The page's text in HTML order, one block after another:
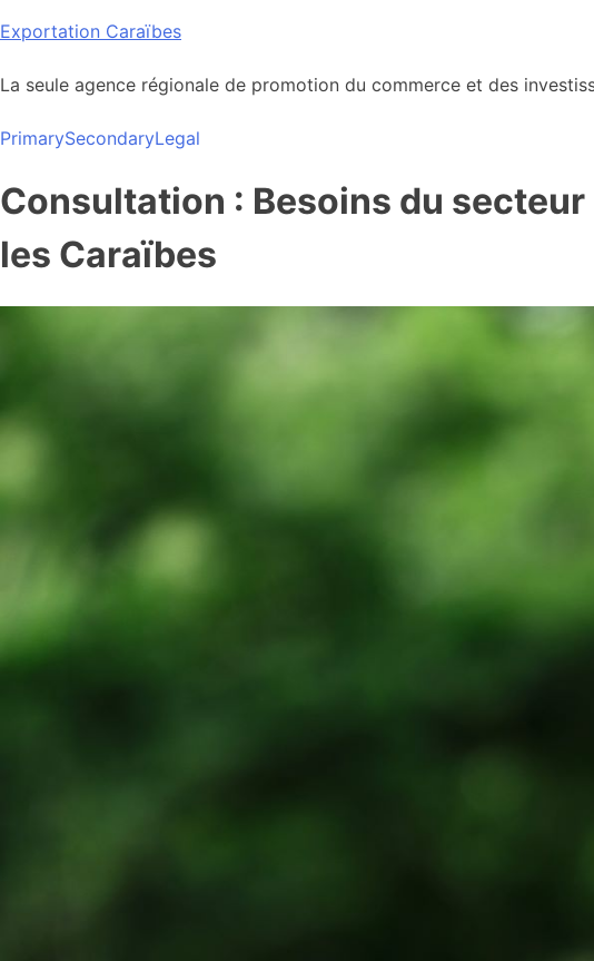
Skip
content
Exportation Caraïbes
La seule agence régionale de promotion du commerce et des
PrimarySecondaryLegal
Consultation : Besoins du secteur
les Caraïbes